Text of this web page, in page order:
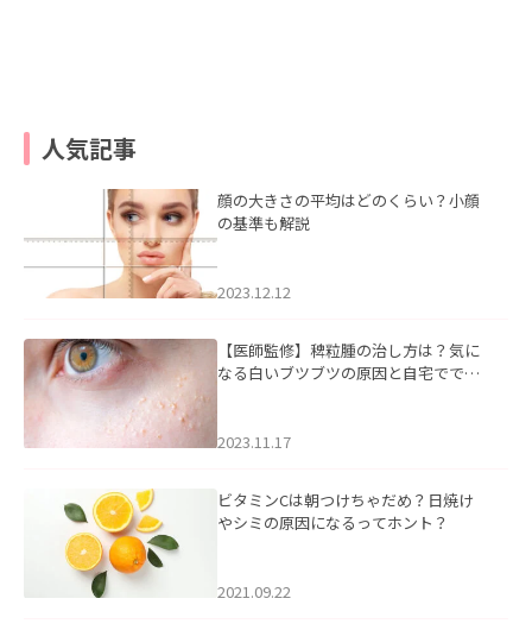
人気記事
顔の大きさの平均はどのくらい？小顔
の基準も解説
2023.12.12
【医師監修】稗粒腫の治し方は？気に
なる白いブツブツの原因と自宅ででき
2023.11.17
ビタミンCは朝つけちゃだめ？日焼け
やシミの原因になるってホント？
2021.09.22